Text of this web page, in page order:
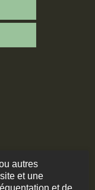
autres
et une
et de